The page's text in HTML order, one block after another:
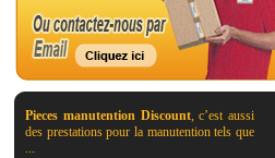
Pieces manutention Discount, c’est aussi
des prestations pour la manutention tels que
...